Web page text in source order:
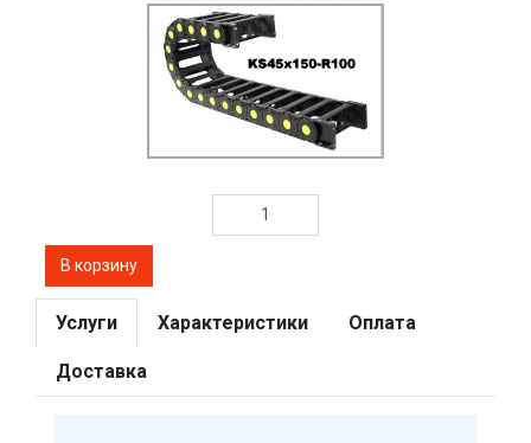
Услуги Характеристики Оплата
Доставка